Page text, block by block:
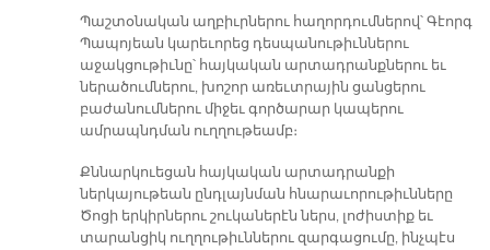
Պաշտօնական աղբիւրներու հաղորդումներով՝ Գէորգ
Պապոյեան կարեւորեց դեսպանութիւններու
աջակցութիւնը՝ հայկական արտադրանքներու եւ
ներածումներու, խոշոր առեւտրային ցանցերու
բաժանումներու միջեւ գործարար կապերու
ամրապնդման ուղղութեամբ։
Քննարկուեցան հայկական արտադրանքի
ներկայութեան ընդլայնման հնարաւորութիւնները
Ծոցի երկիրներու շուկաներէն ներս, լոժիստիք եւ
տարանցիկ ուղղութիւններու զարգացումը, ինչպէս